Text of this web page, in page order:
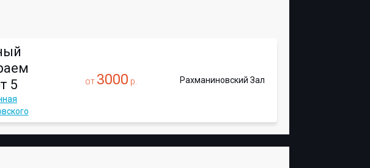
5
от 3000 р. Рахманиновский Зал